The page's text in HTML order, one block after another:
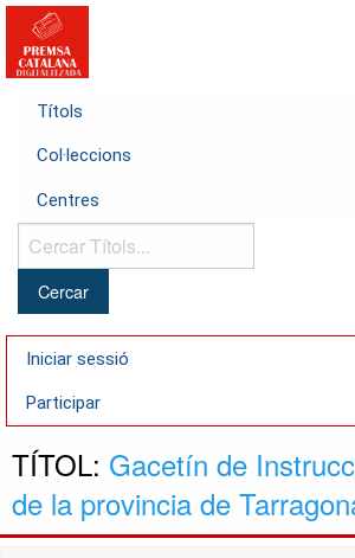
Títols
Col·leccions
Centres
Cercar
Títols...
Iniciar sessió
Participar
TÍTOL: Gacetín de
de la provincia de